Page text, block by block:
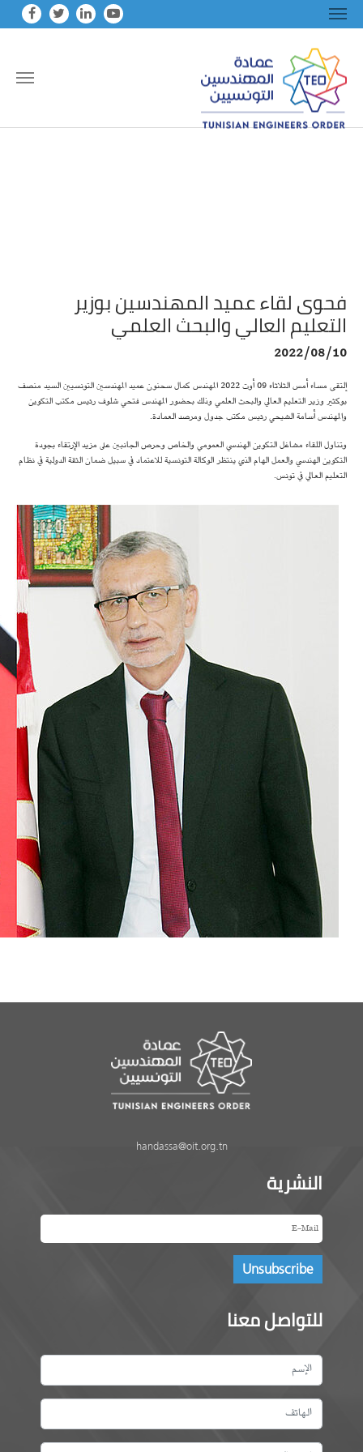
فحوى لقاء عميد المهندسين بوزير
التعليم العالي والبحث العلمي
2022/08/10
إلتقى مساء أمس الثلاثاء 09 أوت 2022 المهندس كمال سحنون عميد المهندسين التونسيين السيد منصف
بوكثير وزير التعليم العالي والبحث العلمي وذلك بحضور المهندس فتحي شلوف رئيس مكتب التكوين
والمهندس أسامة الشيحي رئيس مكتب جدول ومرصد العمادة.
وتناول اللقاء مشاغل التكوين الهندسي العمومي والخاص وحرص الجانبين على مزيد الإرتقاء بجودة
التكوين الهندسي والعمل الهام الذي ينتظر الوكالة التونسية للاعتماد في سبيل ضمان الثقة الدولية في نظام
التعليم العالي في تونس.
handassa@oit.org.tn
النشرية
للتواصل معنا